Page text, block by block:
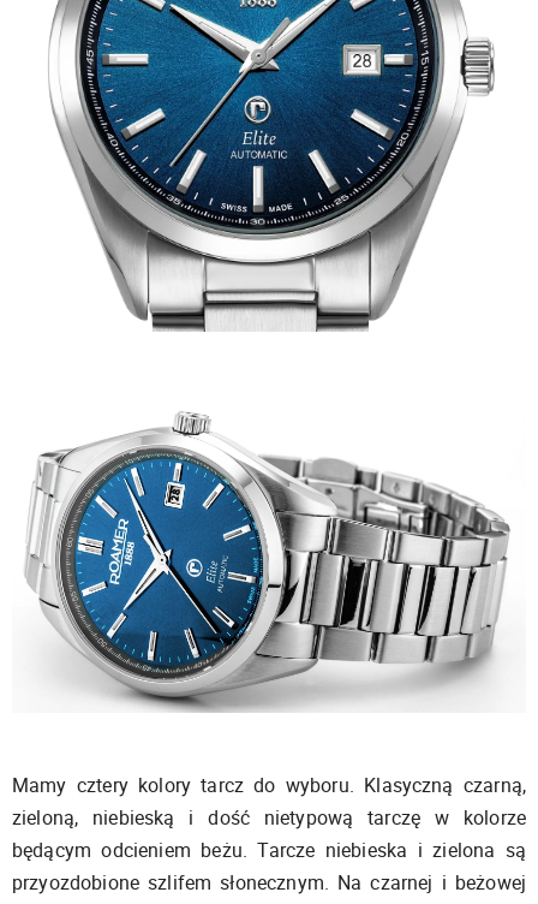
Mamy cztery kolory tarcz do wyboru. Klasyczną czarną,
zieloną, niebieską i dość nietypową tarczę w kolorze
będącym odcieniem beżu. Tarcze niebieska i zielona są
przyozdobione szlifem słonecznym. Na czarnej i beżowej